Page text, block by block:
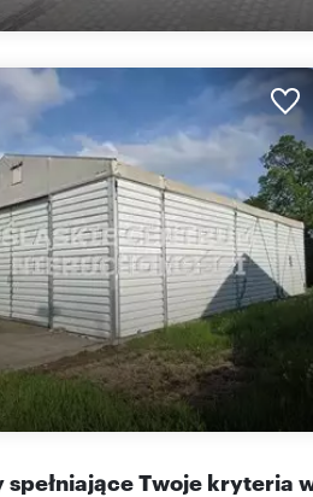
Twoje kryteria